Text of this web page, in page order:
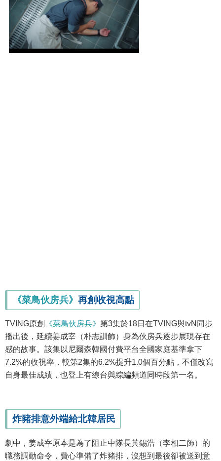
《菜鳥伙房兵》 再創收視高點
TVING原創 《菜鳥伙房兵》 第3集於18日在TVING與tvN同步
播出後，延續姜成宰（朴志訓飾）身為伙房兵逐步展現存在
感的故事。該集以尼爾森韓國付費平台全國家庭基準拿下
7.2%的收視率，較第2集的6.2%提升1.0個百分點，不僅改寫
自身最佳成績，也登上有線台與綜編頻道同時段第一名。
炸豬排意外端給北韓居民
劇中，姜成宰原本是為了阻止中隊長黃錫浩（李相二飾）的
職務調動命令，費心準備了炸豬排，沒想到最後卻被送到意